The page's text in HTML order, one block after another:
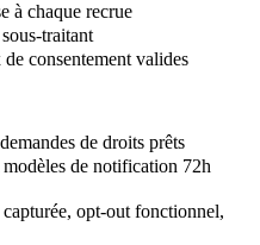
à chaque recrue
traitant
consentement valides
de droits prêts
de notification 72h
opt-out fonctionnel,